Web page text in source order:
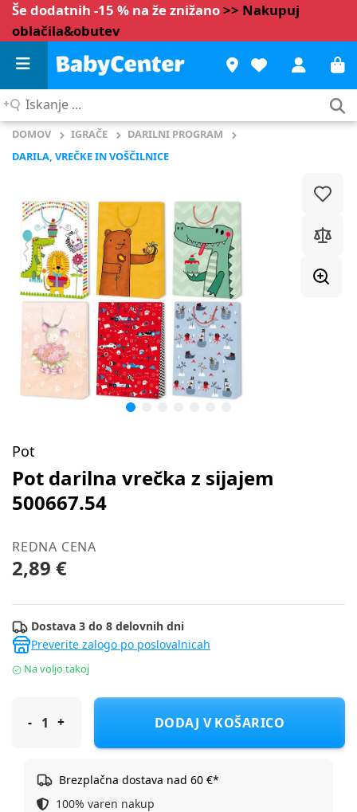
Še dodatnih -15 % na že znižano>> Nakupuj
oblačila&obutev
Iskanje
DOMOV IGRAČE
DARILNI PROGRAM
DARILA, VREČKE IN VOŠČILNICE
Pot
Pot darilna vrečka z sijajem
500667.54
REDNA CENA
2,89 €
Dostava 3 do 8 delovnih dni
Preverite zalogo po poslovalnicah
Na voljo takoj
Pot darilna vrečka z sijajem 500667.54
DODAJ V KOŠARICO
Brezplačna dostava nad 60 €*
100% varen nakup